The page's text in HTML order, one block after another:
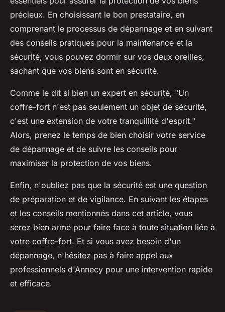
précieux. En choisissant le bon prestataire, en
comprenant le processus de dépannage et en suivant
des conseils pratiques pour la maintenance et la
sécurité, vous pouvez dormir sur vos deux oreilles,
sachant que vos biens sont en sécurité.
Comme le dit si bien un expert en sécurité, "Un
coffre-fort n'est pas seulement un objet de sécurité,
c'est une extension de votre tranquillité d'esprit."
Alors, prenez le temps de bien choisir votre service
de dépannage et de suivre les conseils pour
maximiser la protection de vos biens.
Enfin, n'oubliez pas que la sécurité est une question
de préparation et de vigilance. En suivant les étapes
et les conseils mentionnés dans cet article, vous
serez bien armé pour faire face à toute situation liée à
votre coffre-fort. Et si vous avez besoin d'un
dépannage, n'hésitez pas à faire appel aux
professionnels d'Annecy pour une intervention rapide
et efficace.